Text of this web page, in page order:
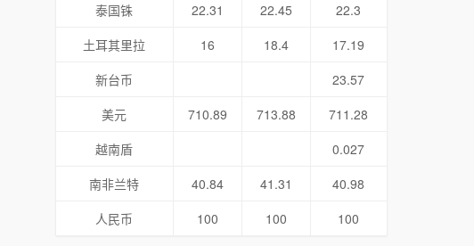
泰国铢
22.31 22.45
22.3
土耳其里拉
16 18.4
17.19
新台币
23.57
美元
710.89 713.88
711.28
越南盾
0.027
南非兰特
40.84 41.31
40.98
人民币
100 100 100